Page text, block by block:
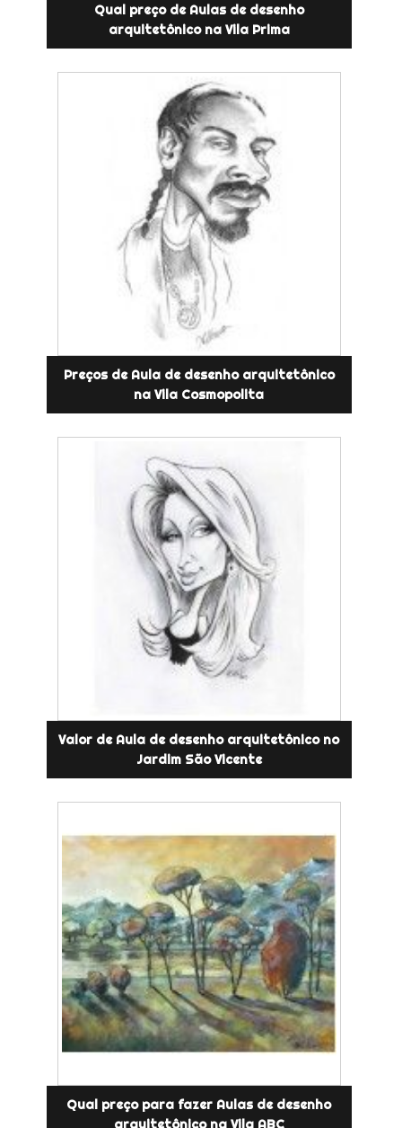
Qual preço de Aulas de desenho
arquitetônico na Vila Prima
Preços de Aula de desenho arquitetônico
na Vila Cosmopolita
Valor de Aula de desenho arquitetônico no
Jardim São Vicente
Qual preço para fazer Aulas de desenho
arquitetônico na Vila ABC